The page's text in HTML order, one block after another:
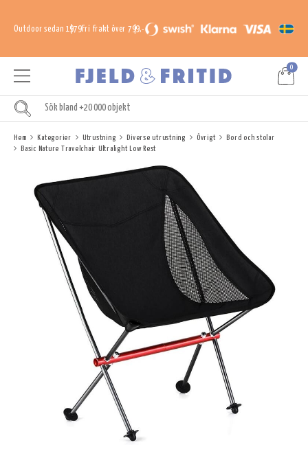
Outdoor sedan 1979Fri frakt över 799,-
0
Hem Kategorier Utrustning Diverse utrustning Övrigt
Bord och stolar
Basic Nature Travelchair Ultralight Low Rest